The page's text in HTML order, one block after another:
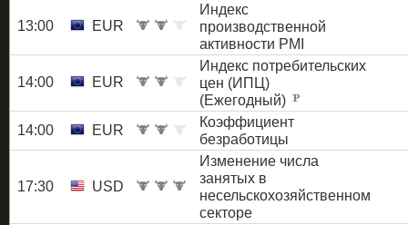
13:00 EUR
Индекс
производственной
активности PMI
14:00 EUR
Индекс потребительских
цен (ИПЦ)
(Ежегодный)
14:00
EUR
Коэффициент
безработицы
17:30 USD
Изменение числа
занятых в
несельскохозяйственном
секторе